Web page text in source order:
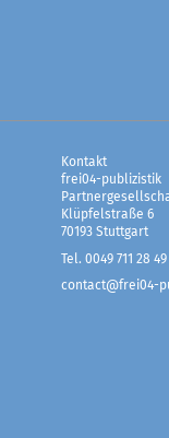
Kontakt
frei04-publizistik
Klüpfelstraße 6
70193 Stuttgart
Tel. 0049 711 28 49
contact@frei04-